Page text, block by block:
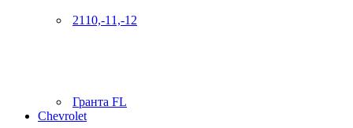
2110,-11,-12
Гранта FL
Chevrolet